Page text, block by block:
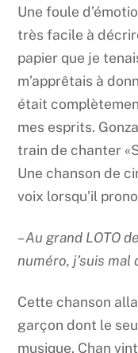
Une foule
très facile à
papier que je
m’apprêtais à
était
mes esprits.
train de chanter
Une chanson de
voix lorsqu’il
– Au grand LOTO
numéro, j’suis mal
Cette chanson
garçon dont le
musique. Chan